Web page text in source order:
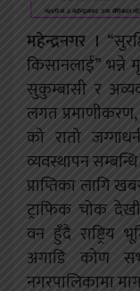
महेन्द्रनगर ।
किसानलाई” भन्ने
सुकुम्बासी र
लगत प्रमाणीकरण,
को रातो
व्यवस्थापन
प्राप्तिका लागि
ट्राफिक चोक
वन हुँदै राष्ट्रिय
अगाडि कोण
नगरपालिकामा